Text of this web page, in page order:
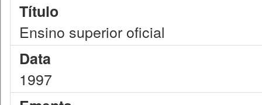
Título
Ensino superior oficial
Data
1997